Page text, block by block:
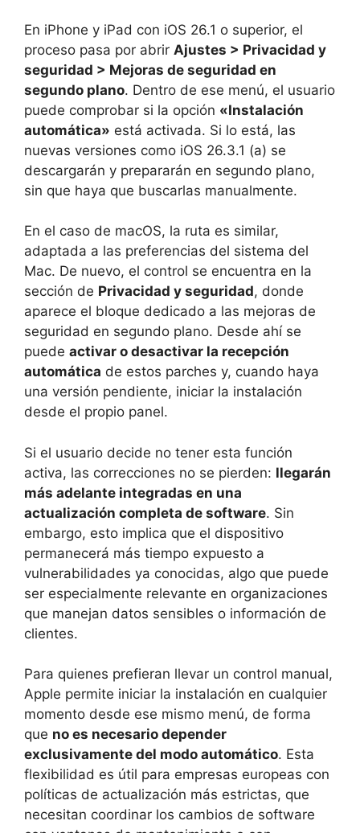
En iPhone y iPad con iOS 26.1 o superior, el
proceso pasa por abrir Ajustes > Privacidad y
seguridad > Mejoras de seguridad en
segundo plano. Dentro de ese menú, el usuario
puede comprobar si la opción «Instalación
automática» está activada. Si lo está, las
nuevas versiones como iOS 26.3.1 (a) se
descargarán y prepararán en segundo plano,
sin que haya que buscarlas manualmente.
En el caso de macOS, la ruta es similar,
adaptada a las preferencias del sistema del
Mac. De nuevo, el control se encuentra en la
sección de Privacidad y seguridad, donde
aparece el bloque dedicado a las mejoras de
seguridad en segundo plano. Desde ahí se
puede activar o desactivar la recepción
automática de estos parches y, cuando haya
una versión pendiente, iniciar la instalación
desde el propio panel.
Si el usuario decide no tener esta función
activa, las correcciones no se pierden: llegarán
más adelante integradas en una
actualización completa de software. Sin
embargo, esto implica que el dispositivo
permanecerá más tiempo expuesto a
vulnerabilidades ya conocidas, algo que puede
ser especialmente relevante en organizaciones
que manejan datos sensibles o información de
clientes.
Para quienes prefieran llevar un control manual,
Apple permite iniciar la instalación en cualquier
momento desde ese mismo menú, de forma
que no es necesario depender
exclusivamente del modo automático. Esta
flexibilidad es útil para empresas europeas con
políticas de actualización más estrictas, que
necesitan coordinar los cambios de software